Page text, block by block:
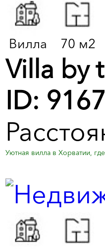
Вилла 70 м2
Villa by
ID: 9167
Уютная вилла в Хорватии,